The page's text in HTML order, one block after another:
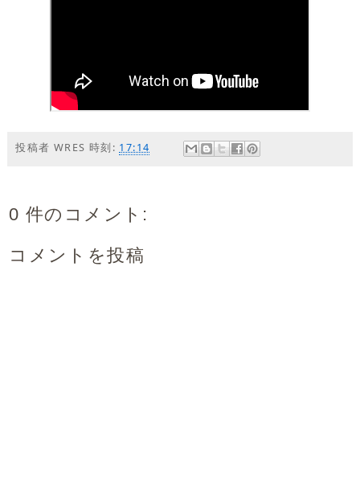
投稿者 WRES 時刻: 17:14
0 件のコメント:
コメントを投稿